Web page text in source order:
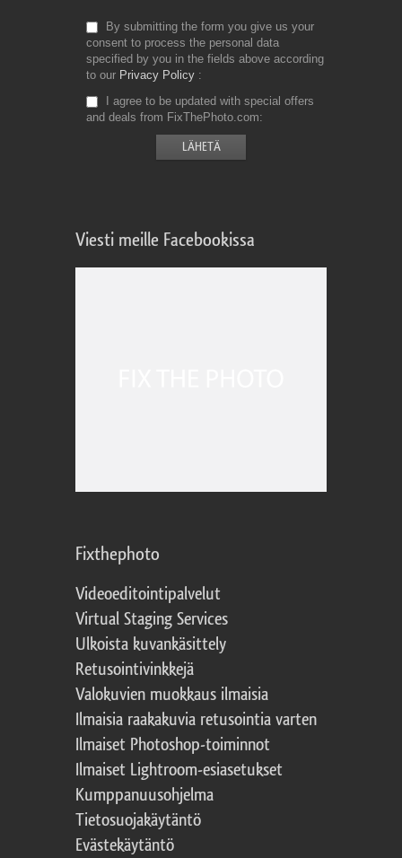
By submitting the form you give us your
consent to process the personal data
specified by you in the fields above according
to our Privacy Policy
I agree to be updated with special offers
and deals from FixThePhoto.com
Viesti meille Facebookissa
Fixthephoto
Videoeditointipalvelut
Virtual Staging Services
Ulkoista kuvankäsittely
Retusointivinkkejä
Valokuvien muokkaus ilmaisia
Ilmaisia raakakuvia retusointia varten
Ilmaiset Photoshop-toiminnot
Ilmaiset Lightroom-esiasetukset
Kumppanuusohjelma
Tietosuojakäytäntö
Evästekäytäntö